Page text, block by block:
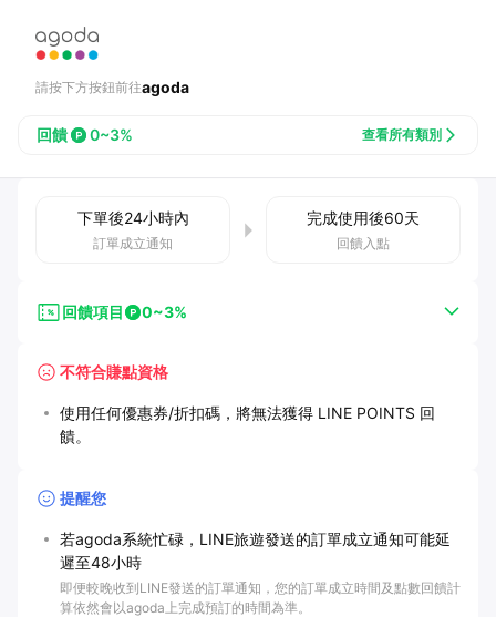
請按下方按鈕前往agoda
回饋 0~3% 查看所有類別
下單後24小時內
訂單成立通知
完成使用後60天
回饋入點
回饋項目 0~3%
不符合賺點資格
使用任何優惠券/折扣碼，將無法獲得 LINE POINTS 回
饋。
提醒您
若agoda系統忙碌，LINE旅遊發送的訂單成立通知可能延
遲至48小時
即便較晚收到LINE發送的訂單通知，您的訂單成立時間及點數回饋計
算依然會以agoda上完成預訂的時間為準。